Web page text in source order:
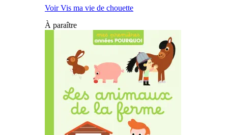
Voir Vis ma vie de chouette
À paraître